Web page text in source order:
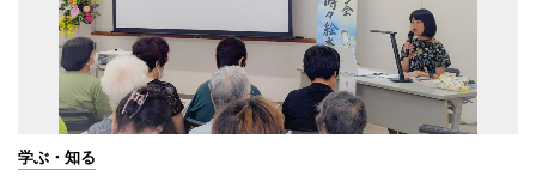
学ぶ・知る